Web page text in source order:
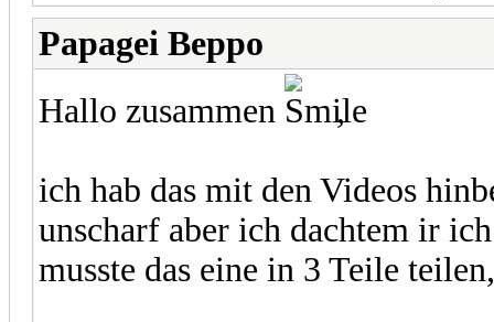
Papagei Beppo
Hallo zusammen
,
ich hab das mit den Videos
unscharf aber ich dachtem ir
musste das eine in 3 Teile